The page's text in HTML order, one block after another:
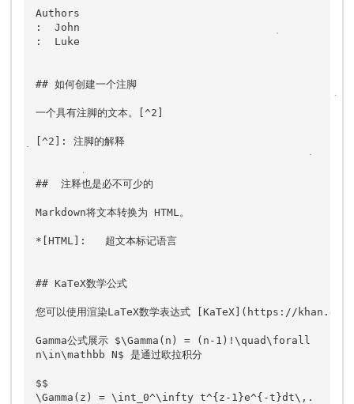
Authors
:  John
:  Luke
## 如何创建一个注脚
一个具有注脚的文本。[^2]
[^2]: 注脚的解释
##  注释也是必不可少的
Markdown将文本转换为 HTML。
*[HTML]:   超文本标记语言
## KaTeX数学公式
您可以使用渲染LaTeX数学表达式 [KaTeX](https://
Gamma公式展示 $\Gamma(n) = (n-1)!\quad\forall
n\in\mathbb N$ 是通过欧拉积分
$$
\Gamma(z) = \int_0^\infty t^{z-1}e^{-t}dt\,.